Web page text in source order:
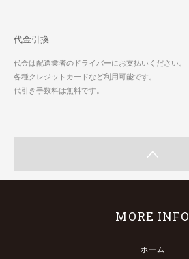
代金引換
代金は配送業者のドライバーにお支払いください。
各種クレジットカードなど利用可能です。
代引き手数料は無料です。
MORE INFO
ホーム